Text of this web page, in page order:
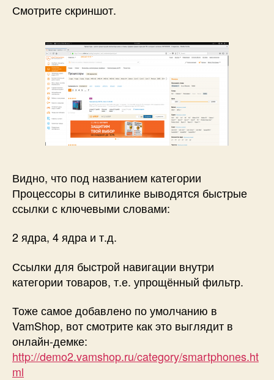
Смотрите скриншот.
Видно, что под названием категории
Процессоры в ситилинке выводятся быстрые
ссылки с ключевыми словами:
2 ядра, 4 ядра и т.д.
Ссылки для быстрой навигации внутри
категории товаров, т.е. упрощённый фильтр.
Тоже самое добавлено по умолчанию в
VamShop, вот смотрите как это выглядит в
онлайн-демке:
http://demo2.vamshop.ru/category/smartphones.ht
ml